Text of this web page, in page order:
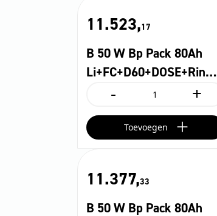
aantal
11.523,17
B 50 W Bp Pack 80Ah
Li+FC+D60+DOSE+Rin…
-
W
Pack
aantal
+
Toevoegen
11.377,33
B 50 W Bp Pack 80Ah